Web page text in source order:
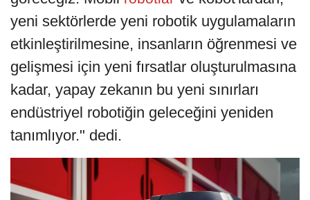
yeni sektörlerde yeni robotik uygulamaların
etkinleştirilmesine, insanların öğrenmesi ve
gelişmesi için yeni fırsatlar oluşturulmasına
kadar, yapay zekanın bu yeni sınırları
endüstriyel robotiğin geleceğini yeniden
tanımlıyor." dedi.